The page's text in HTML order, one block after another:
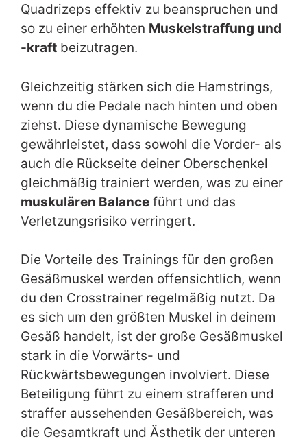
Quadrizeps effektiv zu beanspruchen und
so zu einer erhöhten Muskelstraffung und
-kraft beizutragen.
Gleichzeitig stärken sich die Hamstrings,
wenn du die Pedale nach hinten und oben
ziehst. Diese dynamische Bewegung
gewährleistet, dass sowohl die Vorder- als
auch die Rückseite deiner Oberschenkel
gleichmäßig trainiert werden, was zu einer
muskulären Balance führt und das
Verletzungsrisiko verringert.
Die Vorteile des Trainings für den großen
Gesäßmuskel werden offensichtlich, wenn
du den Crosstrainer regelmäßig nutzt. Da
es sich um den größten Muskel in deinem
Gesäß handelt, ist der große Gesäßmuskel
stark in die Vorwärts- und
Rückwärtsbewegungen involviert. Diese
Beteiligung führt zu einem strafferen und
straffer aussehenden Gesäßbereich, was
die Gesamtkraft und Ästhetik der unteren